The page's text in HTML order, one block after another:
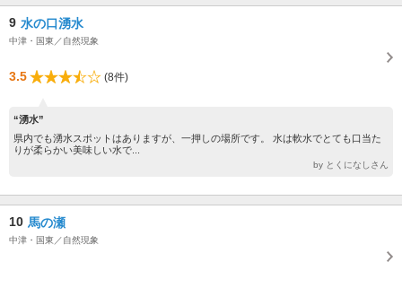
9 水の口湧水
中津・国東／自然現象
3.5 (8件)
“湧水”
県内でも湧水スポットはありますが、一押しの場所です。 水は軟水でとても口当た
りが柔らかい美味しい水で...
by とくになしさん
10 馬の瀬
中津・国東／自然現象